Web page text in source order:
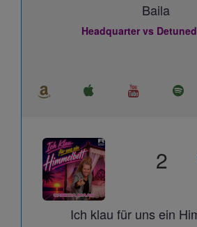
Baila
Headquarter vs
2
Ich klau für uns ein